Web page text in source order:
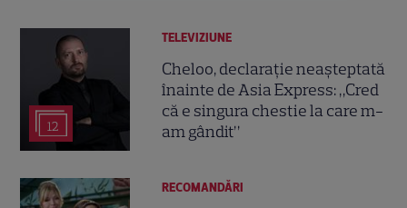
12
TELEVIZIUNE
Cheloo, declarație neașteptată
înainte de Asia Express: „Cred
că e singura chestie la care m-
am gândit”
RECOMANDĂRI